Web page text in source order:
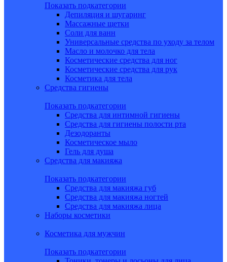
Показать подкатегории
Депиляция и шугаринг
Массажные щетки
Соли для ванн
Универсальные средства по уходу за телом
Масло и молочко для тела
Косметические средства для ног
Косметические средства для рук
Косметика для тела
Средства гигиены
Показать подкатегории
Средства для интимной гигиены
Средства для гигиены полости рта
Дезодоранты
Косметическое мыло
Гель для душа
Средства для макияжа
Показать подкатегории
Средства для макияжа губ
Средства для макияжа ногтей
Средства для макияжа лица
Наборы косметики
Косметика для мужчин
Показать подкатегории